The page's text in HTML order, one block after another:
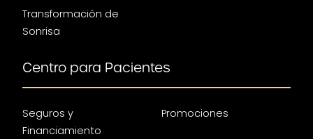
Transformación de
Sonrisa
Centro para Pacientes
Seguros y
Financiamiento
Promociones